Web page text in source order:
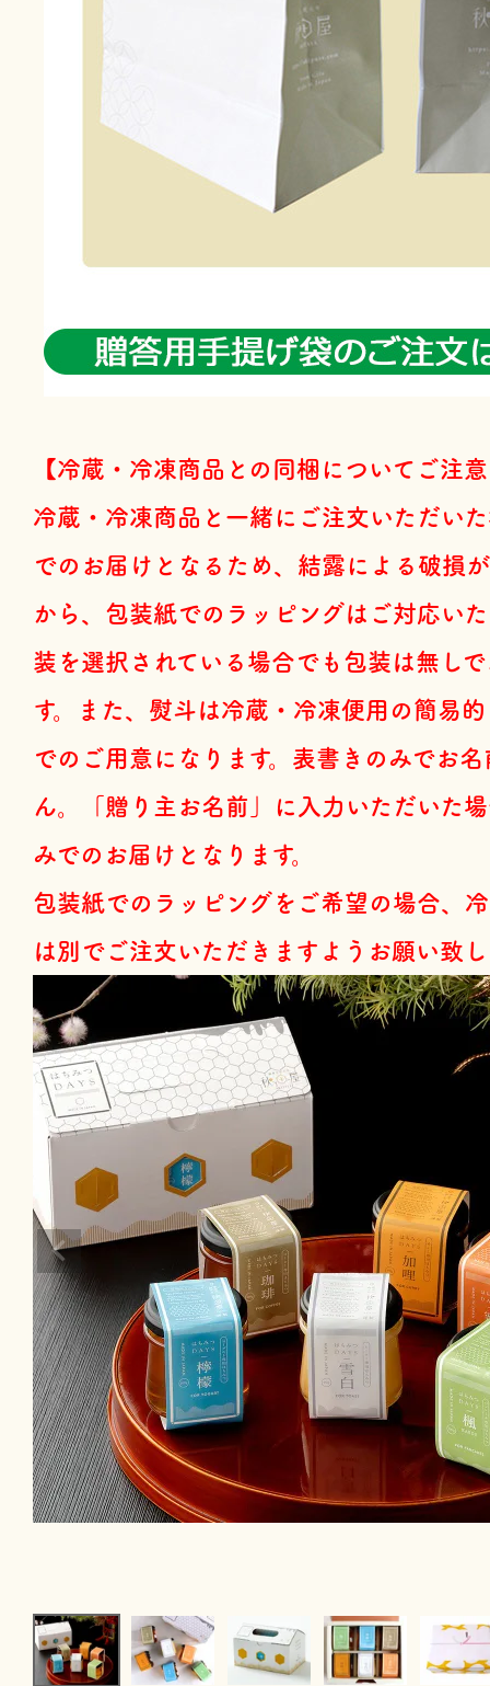
【冷蔵・冷凍商品との同梱についてご注
冷蔵・冷凍商品と一緒にご注文いただい
でのお届けとなるため、結露による破損
から、包装紙でのラッピングはご対応い
装を選択されている場合でも包装は無し
す。また、熨斗は冷蔵・冷凍便用の簡易
でのご用意になります。表書きのみでお
ん。「贈り主お名前」に入力いただいた
みでのお届けとなります。
包装紙でのラッピングをご希望の場合、
は別でご注文いただきますようお願い致し